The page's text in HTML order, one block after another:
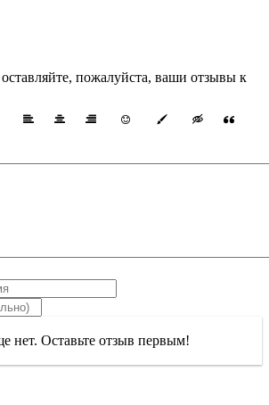
пожалуйста, ваши отзывы к
нет. Оставьте отзыв первым!